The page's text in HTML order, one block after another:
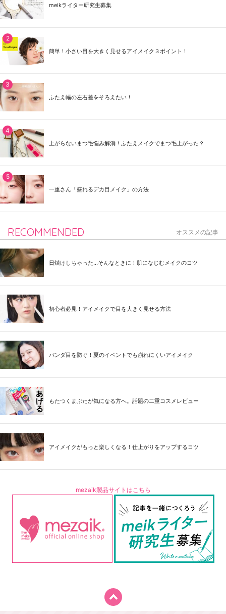
meikライター研究生募集
簡単！小さい目を大きく見せるアイメイク３ポイント！
ふたえ幅の左右差をそろえたい！
上がらないまつ毛悩み解消！ふたえメイクでまつ毛上がった？
一重さん「盛れるデカ目メイク」の方法
RECOMMENDED オススメの記事
日焼けしちゃった...そんなときに！肌になじむメイクのコツ
初心者必見！アイメイクで目を大きく見せる方法
パンダ目を防ぐ！夏のイベントでも崩れにくいアイメイク
もたつくまぶたが気になる方へ。話題の二重コスメレビュー
アイメイクがもっと楽しくなる！仕上がりをアップするコツ
mezaik製品サイトはこちら